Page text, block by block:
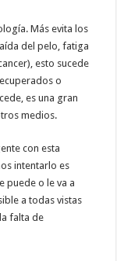
Más evita los
del pelo, fatiga
esto sucede
o
es una gran
medios.
con esta
intentarlo es
puede o le va a
a todas vistas
falta de